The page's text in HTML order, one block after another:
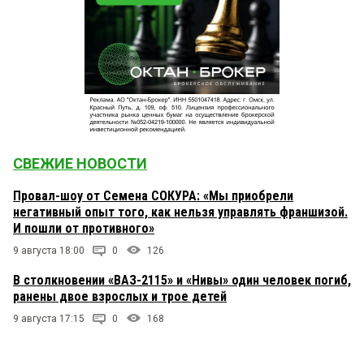
СВЕЖИЕ НОВОСТИ
Провал-шоу от Семена СОКУРА: «Мы приобрели
негативный опыт того, как нельзя управлять франшизой.
И пошли от противного»
9 августа 18:00 0 126
В столкновении «ВАЗ-2115» и «Нивы» один человек погиб,
ранены двое взрослых и трое детей
9 августа 17:15 0 168